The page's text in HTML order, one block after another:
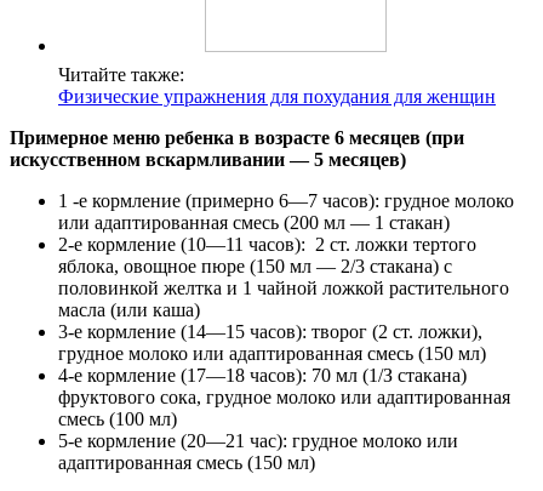
Читайте также:
Физические упражнения для похудания для женщин
Примерное меню ребенка в возрасте 6 месяцев (при
искусственном вскармливании — 5 месяцев)
1 -е кормление (примерно 6—7 часов): грудное молоко
или адаптированная смесь (200 мл — 1 стакан)
2-е кормление (10—11 часов): 2 ст. ложки тертого
яблока, овощное пюре (150 мл — 2/3 стакана) с
половинкой желтка и 1 чайной ложкой растительного
масла (или каша)
3-е кормление (14—15 часов): творог (2 ст. ложки),
грудное молоко или адаптированная смесь (150 мл)
4-е кормление (17—18 часов): 70 мл (1/З стакана)
фруктового сока, грудное молоко или адаптированная
смесь (100 мл)
5-е кормление (20—21 час): грудное молоко или
адаптированная смесь (150 мл)